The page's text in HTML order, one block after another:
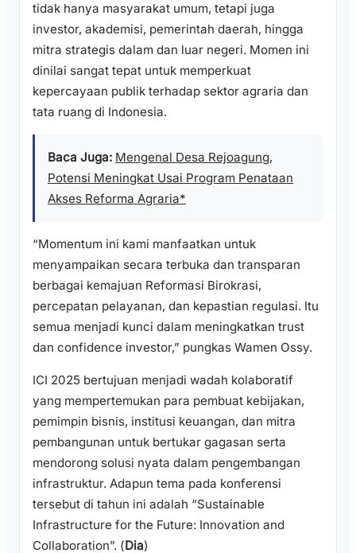
tidak hanya masyarakat umum, tetapi juga
investor, akademisi, pemerintah daerah, hingga
mitra strategis dalam dan luar negeri. Momen ini
dinilai sangat tepat untuk memperkuat
kepercayaan publik terhadap sektor agraria dan
tata ruang di Indonesia.
Baca Juga: Mengenal Desa Rejoagung,
Potensi Meningkat Usai Program Penataan
Akses Reforma Agraria*
“Momentum ini kami manfaatkan untuk
menyampaikan secara terbuka dan transparan
berbagai kemajuan Reformasi Birokrasi,
percepatan pelayanan, dan kepastian regulasi. Itu
semua menjadi kunci dalam meningkatkan trust
dan confidence investor,” pungkas Wamen Ossy.
ICI 2025 bertujuan menjadi wadah kolaboratif
yang mempertemukan para pembuat kebijakan,
pemimpin bisnis, institusi keuangan, dan mitra
pembangunan untuk bertukar gagasan serta
mendorong solusi nyata dalam pengembangan
infrastruktur. Adapun tema pada konferensi
tersebut di tahun ini adalah “Sustainable
Infrastructure for the Future: Innovation and
Collaboration”. (Dia)